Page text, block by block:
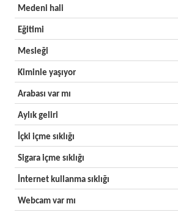
Medeni hali
Eğitimi
Mesleği
Kiminle yaşıyor
Arabası var mı
Aylık geliri
İçki içme sıklığı
Sigara içme sıklığı
İnternet kullanma sıklığı
Webcam var mı